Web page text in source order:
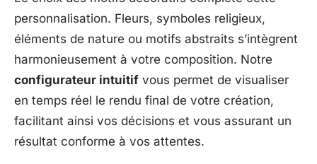
personnalisation. Fleurs, symboles religieux,
éléments de nature ou motifs abstraits s’intègrent
harmonieusement à votre composition. Notre
configurateur intuitif vous permet de visualiser
en temps réel le rendu final de votre création,
facilitant ainsi vos décisions et vous assurant un
résultat conforme à vos attentes.